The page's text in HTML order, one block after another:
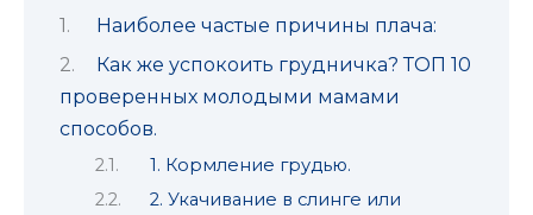
Наиболее частые причины плача:
Как же успокоить грудничка? ТОП 10
проверенных молодыми мамами
способов.
1. Кормление грудью.
2. Укачивание в слинге или